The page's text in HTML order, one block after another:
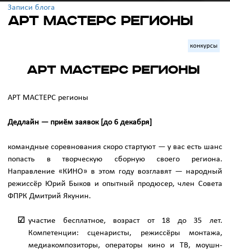
Записи блога
АРТ МАСТЕРС регионы
конкурсы
АРТ МАСТЕРС регионы
АРТ МАСТЕРС регионы
Дедлайн — приём заявок [до 6 декабря]
командные соревнования скоро стартуют — у вас есть шанс
попасть в творческую сборную своего региона.
Направление «КИНО» в этом году возглавят — народный
режиссёр Юрий Быков и опытный продюсер, член Совета
ФПРК Дмитрий Якунин.
участие бесплатное, возраст от 18 до 35 лет.
Компетенции: сценаристы, режиссёры монтажа,
медиакомпозиторы, операторы кино и ТВ, моушн-